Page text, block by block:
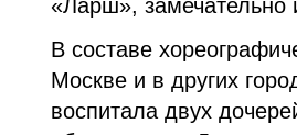
«Ларш», замечательно
В составе
Москве и в других
воспитала двух